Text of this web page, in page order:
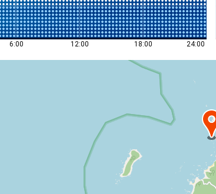
6:00 12:00 18:00 24:00